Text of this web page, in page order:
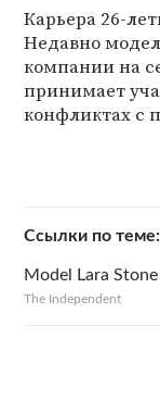
Карьера 26-
Недавно
компании на
принимает
конфликтах с
Ссылки по теме
Model Lara
The Independent